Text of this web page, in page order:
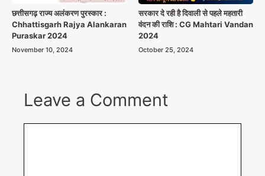
छत्तीसगढ़ राज्य अलंकरण पुरस्कार :
Chhattisgarh Rajya Alankaran
Puraskar 2024
November 10, 2024
सरकार दे रही है दिवाली से पहले महतारी
वंदन की राशि : CG Mahtari Vandan
2024
October 25, 2024
Leave a Comment